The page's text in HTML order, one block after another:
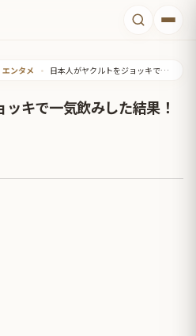
ンタメ • 日本人がヤクルトをジョッキで一気飲みした結果！【タイ人の反応】
キで一気飲みした結果！